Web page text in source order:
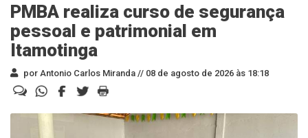
PMBA realiza curso de segurança
pessoal e patrimonial em
Itamotinga
por Antonio Carlos Miranda // 08 de agosto de 2026 às 18:18